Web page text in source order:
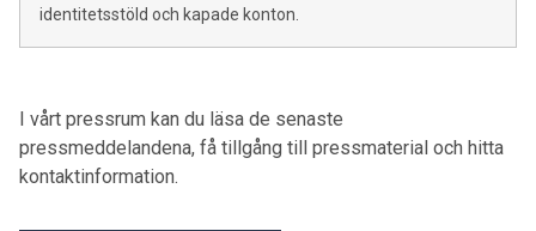
identitetsstöld och kapade konton.
I vårt pressrum kan du läsa de senaste
pressmeddelandena, få tillgång till pressmaterial och hitta
kontaktinformation.